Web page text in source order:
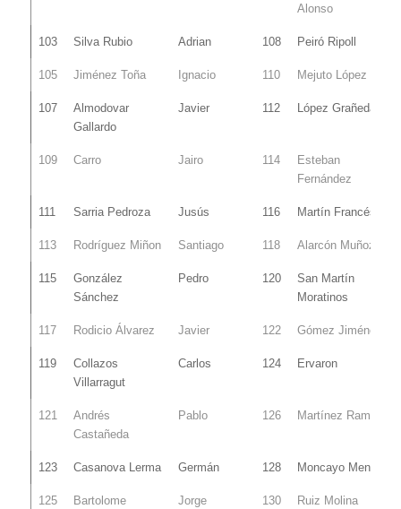
Alonso
103 Silva Rubio Adrian 108 Peiró Ripoll
105 Jiménez Toña Ignacio 110 Mejuto López
107
Almodovar
Gallardo
Javier 112 López Grañeda
109 Carro Jairo 114
Esteban
Fernández
111 Sarria Pedroza Jusús 116 Martín Francés
113 Rodríguez Miñon Santiago 118 Alarcón Muñoz
115
González
Sánchez
Pedro 120
San Martín
Moratinos
117 Rodicio Álvarez Javier 122 Gómez Jiménez
119
Collazos
Villarragut
Carlos 124 Ervaron
121
Andrés
Castañeda
Pablo 126 Martínez Ramón
123 Casanova Lerma Germán 128 Moncayo Mena
125
Bartolome
Jorge 130 Ruiz Molina